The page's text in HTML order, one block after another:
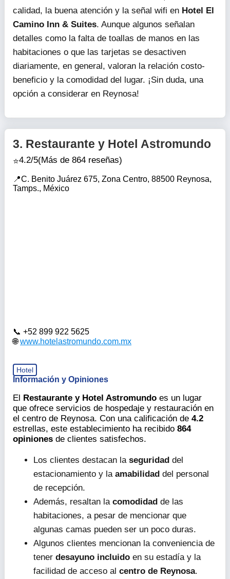
calidad, la buena atención y la señal wifi en Hotel El
Camino Inn & Suites. Aunque algunos señalan
detalles como la falta de toallas de manos en las
habitaciones o que las tarjetas se desactiven
diariamente, en general, valoran la relación costo-
beneficio y la comodidad del lugar. ¡Sin duda, una
opción a considerar en Reynosa!
+52 899 922 5625
www.hotelastromundo.com.mx
3. Restaurante y Hotel Astromundo
4.2/5(Más de 864 reseñas)
C. Benito Juárez 675, Zona Centro, 88500 Reynosa,
Tamps., México
Hotel
Información y Opiniones
El Restaurante y Hotel Astromundo es un lugar
que ofrece servicios de hospedaje y restauración en
el centro de Reynosa. Con una calificación de 4.2
estrellas, este establecimiento ha recibido 864
opiniones de clientes satisfechos.
Los clientes destacan la seguridad del
estacionamiento y la amabilidad del personal
de recepción.
Además, resaltan la comodidad de las
habitaciones, a pesar de mencionar que
algunas camas pueden ser un poco duras.
Algunos clientes mencionan la conveniencia de
tener desayuno incluido en su estadía y la
facilidad de acceso al centro de Reynosa.